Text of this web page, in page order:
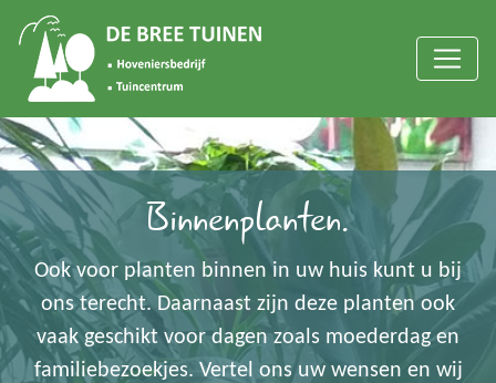
Binnenplanten.
Ook voor planten binnen in uw huis kunt u bij
ons terecht. Daarnaast zijn deze planten ook
vaak geschikt voor dagen zoals moederdag en
familiebezoekjes. Vertel ons uw wensen en wij